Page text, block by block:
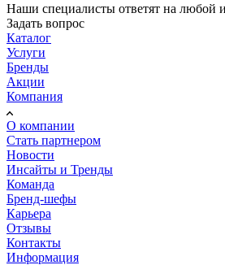
Наши специалисты ответят на любой
Задать вопрос
Каталог
Услуги
Бренды
Акции
Компания
О компании
Стать партнером
Новости
Инсайты и Тренды
Команда
Бренд-шефы
Карьера
Отзывы
Контакты
Информация